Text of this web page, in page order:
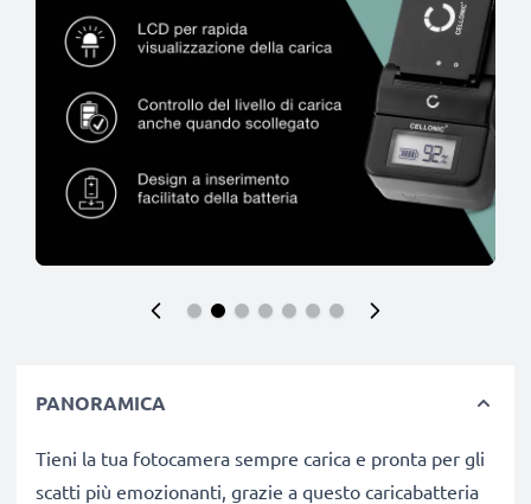
PANORAMICA
Tieni la tua fotocamera sempre carica e pronta per gli
scatti più emozionanti, grazie a questo caricabatteria